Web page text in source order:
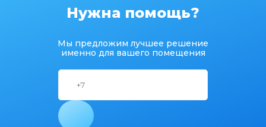
Нужна помощь?
Мы предложим лучшее решение
именно для вашего помещения